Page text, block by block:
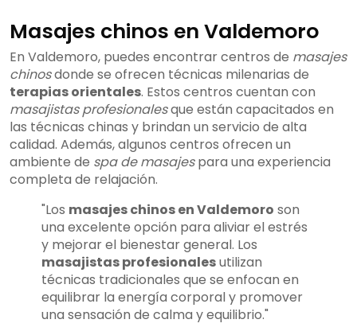
Masajes chinos en Valdemoro
En Valdemoro, puedes encontrar centros de masajes
chinosdonde se ofrecen técnicas milenarias de
terapias orientales. Estos centros cuentan con
masajistas profesionalesque están capacitados en
las técnicas chinas y brindan un servicio de alta
calidad. Además, algunos centros ofrecen un
ambiente de spa de masajespara una experiencia
completa de relajación.
"Los masajes chinos en Valdemoro son
una excelente opción para aliviar el estrés
y mejorar el bienestar general. Los
masajistas profesionalesutilizan
técnicas tradicionales que se enfocan en
equilibrar la energía corporal y promover
una sensación de calma y equilibrio."